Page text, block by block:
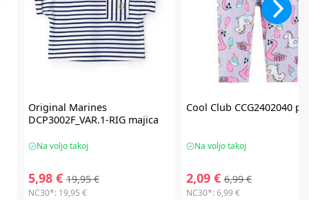
Original Marines
DCP3002F_VAR.1-RIG majica
Na voljo takoj
5,98 € 19,95 €
NC30*: 19,95 €
Cool Club CCG2402040
Na voljo takoj
2,09 € 6,99 €
NC30*:6,99 €